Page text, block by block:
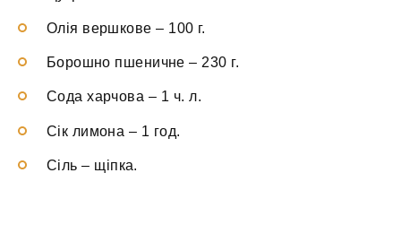
Олія вершкове – 100 г.
Борошно пшеничне – 230 г.
Сода харчова – 1 ч. л.
Сік лимона – 1 год.
Сіль – щіпка.